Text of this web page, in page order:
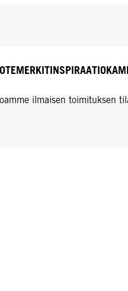
ilmaisen toimituksen
INSPIRAATIO